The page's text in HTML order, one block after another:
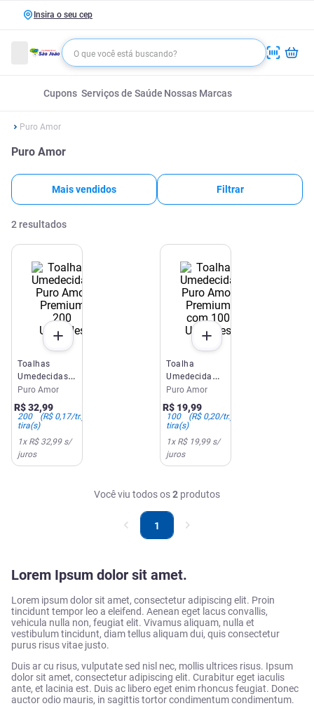
Insira o seu cep
Cupons Serviços de Saúde Nossas Marcas
Puro Amor
Puro Amor
Mais vendidos Filtrar
2 resultados
Toalhas
Umedecidas
Puro Amor
Premium 200
Unidades
Puro Amor
R$32,99
200
tira(s)
(R$ 0,17/tr.)
1x R$ 32,99s/
juros
Toalha
Umedecida
Puro Amor
Premium com
100 Unidades
Puro Amor
R$ 19,99
100
tira(s)
(R$ 0,20/tr.)
1x R$ 19,99s/
juros
Você viu todos os2 produtos
1
Lorem Ipsum dolor sit amet.
Lorem ipsum dolor sit amet, consectetur adipiscing elit. Proin
tincidunt tempor leo a eleifend. Aenean eget lacus convallis,
vehicula nulla non, feugiat elit. Vivamus aliquam, nulla et
vestibulum tincidunt, diam tellus aliquam dui, quis consectetur
purus risus vitae justo.
Duis ar cu risus, vulputate sed nisl nec, mollis ultrices risus. Ipsum
dolor sit amet, consectetur adipiscing elit. Curabitur eget iaculis
ante, et lacinia est. Duis ac libero eget enim rhoncus feugiat. Donec
auctor odio mauris, in sagittis tortor condimentum condimentum.